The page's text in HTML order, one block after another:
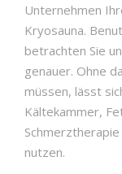
Unternehmen
Kryosauna.
betrachten Sie
genauer. Ohne
müssen, lässt
Kältekammer,
nutzen.